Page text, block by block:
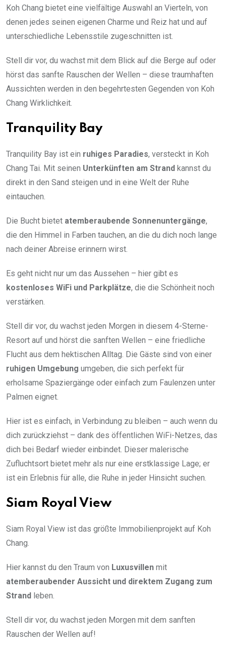
Koh Chang bietet eine vielfältige Auswahl an Vierteln, von
denen jedes seinen eigenen Charme und Reiz hat und auf
unterschiedliche Lebensstile zugeschnitten ist.
Stell dir vor, du wachst mit dem Blick auf die Berge auf oder
hörst das sanfte Rauschen der Wellen – diese traumhaften
Aussichten werden in den begehrtesten Gegenden von Koh
Chang Wirklichkeit.
Tranquility Bay
Tranquility Bay ist ein ruhiges Paradies, versteckt in Koh
Chang Tai. Mit seinen Unterkünften am Strand kannst du
direkt in den Sand steigen und in eine Welt der Ruhe
eintauchen.
Die Bucht bietet atemberaubende Sonnenuntergänge,
die den Himmel in Farben tauchen, an die du dich noch lange
nach deiner Abreise erinnern wirst.
Es geht nicht nur um das Aussehen – hier gibt es
kostenloses WiFi und Parkplätze, die die Schönheit noch
verstärken.
Stell dir vor, du wachst jeden Morgen in diesem 4-Sterne-
Resort auf und hörst die sanften Wellen – eine friedliche
Flucht aus dem hektischen Alltag. Die Gäste sind von einer
ruhigen Umgebung umgeben, die sich perfekt für
erholsame Spaziergänge oder einfach zum Faulenzen unter
Palmen eignet.
Hier ist es einfach, in Verbindung zu bleiben – auch wenn du
dich zurückziehst – dank des öffentlichen WiFi-Netzes, das
dich bei Bedarf wieder einbindet. Dieser malerische
Zufluchtsort bietet mehr als nur eine erstklassige Lage; er
ist ein Erlebnis für alle, die Ruhe in jeder Hinsicht suchen.
Siam Royal View
Siam Royal View ist das größte Immobilienprojekt auf Koh
Chang.
Hier kannst du den Traum von Luxusvillen mit
atemberaubender Aussicht und direktem Zugang zum
Strand leben.
Stell dir vor, du wachst jeden Morgen mit dem sanften
Rauschen der Wellen auf!